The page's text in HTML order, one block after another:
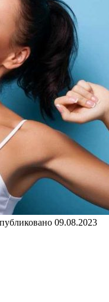
09.08.2023